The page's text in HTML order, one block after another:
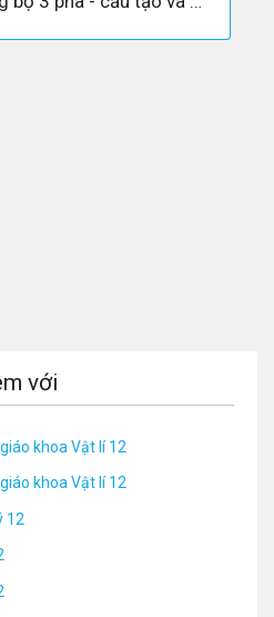
với
khoa Vật lí 12
khoa Vật lí 12
12